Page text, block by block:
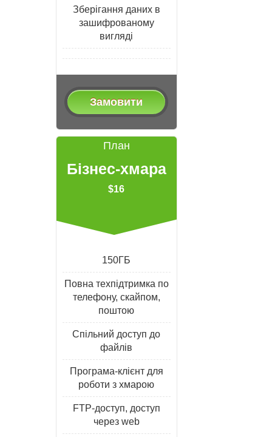
Зберігання даних в
зашифрованому
вигляді
Замовити
План
Бізнес-хмара
$16
150ГБ
Повна техпідтримка по
телефону, скайпом,
поштою
Спільний доступ до
файлів
Програма-клієнт для
роботи з хмарою
FTP-доступ, доступ
через web